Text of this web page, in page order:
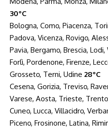
30°C
Bologna, Como, Piacenza,
Padova, Vicenza, Rovigo,
Pavia, Bergamo, Brescia, Lodi,
Forlì, Pordenone, Firenze,
Grosseto, Terni, Udine 28°C
Cesena, Gorizia, Treviso,
Varese, Aosta, Trieste,
Cuneo, Lucca, Villacidro,
Piceno, Frosinone, Latina,